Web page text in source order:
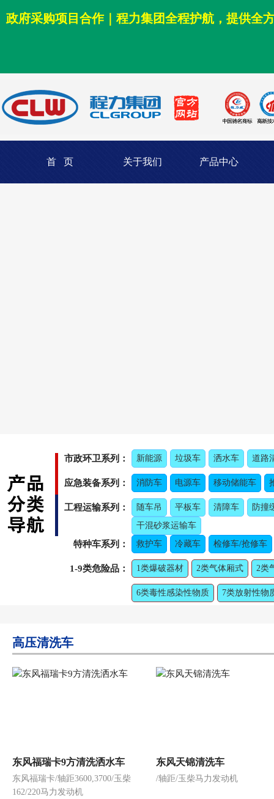
政府采购项目合作｜程力集团全程护航，提供全
首 页 关于我们 产品中心
市政环卫系列： 新能源 垃圾车 洒水车 道路
应急装备系列： 消防车 电源车 移动储能车
工程运输系列： 随车吊 平板车 清障车
防撞
干混砂浆运输车
特种车系列： 救护车 冷藏车 检修车/抢修车
1-9类危险品： 1类爆破器材 2类气体厢式 2类
6类毒性感染性物质 7类放射性物
高压清洗车
东风福瑞卡9方清洗洒水车
东风福瑞卡/轴距3600,3700/玉柴
162/220马力发动机
东风天锦清洗车
/轴距/玉柴马力发动机